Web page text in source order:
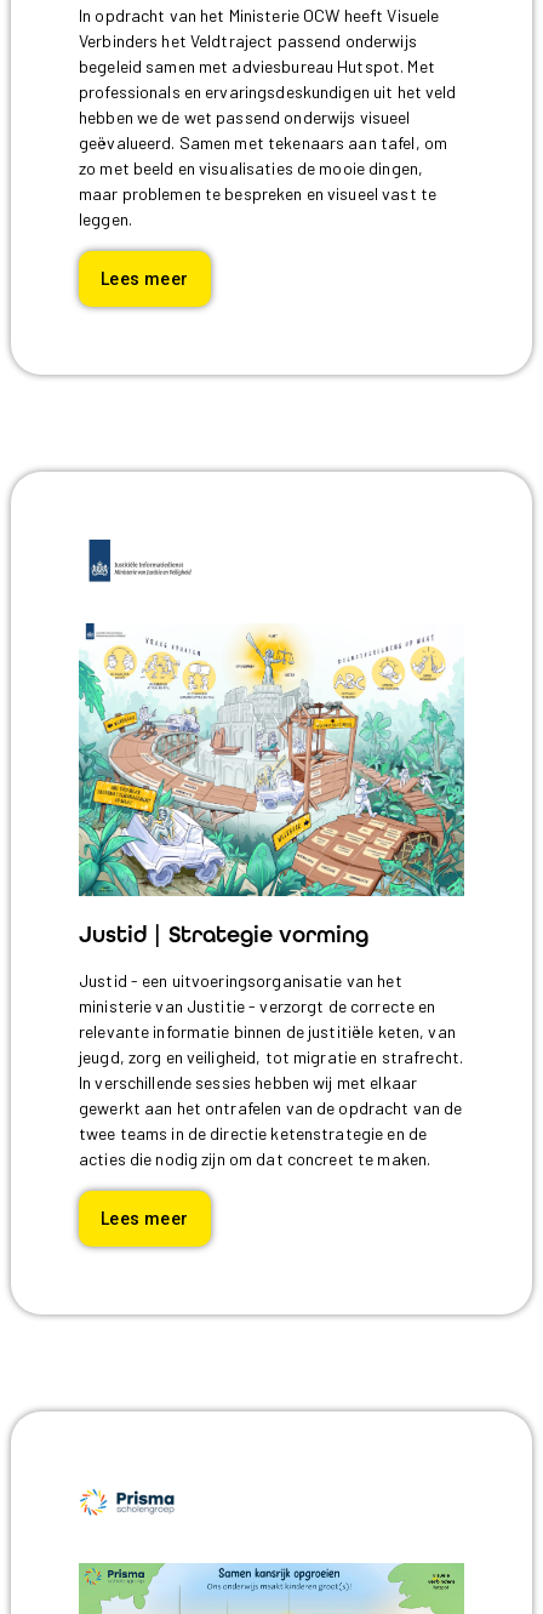
In opdracht van het Ministerie OCW heeft Visuele
Verbinders het Veldtraject passend onderwijs
begeleid samen met adviesbureau Hutspot. Met
professionals en ervaringsdeskundigen uit het veld
hebben we de wet passend onderwijs visueel
geëvalueerd. Samen met tekenaars aan tafel, om
zo met beeld en visualisaties de mooie dingen,
maar problemen te bespreken en visueel vast te
leggen.
Lees meer
Justid | Strategie vorming
Justid - een uitvoeringsorganisatie van het
ministerie van Justitie - verzorgt de correcte en
relevante informatie binnen de justitiële keten, van
jeugd, zorg en veiligheid, tot migratie en strafrecht.
In verschillende sessies hebben wij met elkaar
gewerkt aan het ontrafelen van de opdracht van de
twee teams in de directie ketenstrategie en de
acties die nodig zijn om dat concreet te maken.
Lees meer